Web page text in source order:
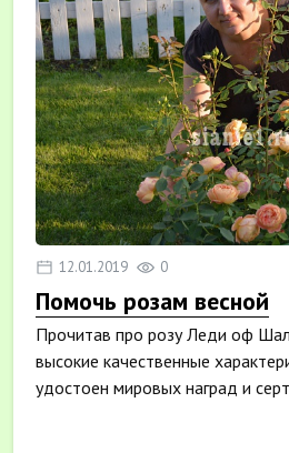
12.01.2019 0
Помочь розам весной
Прочитав про розу Леди оф
высокие качественные
удостоен мировых наград и